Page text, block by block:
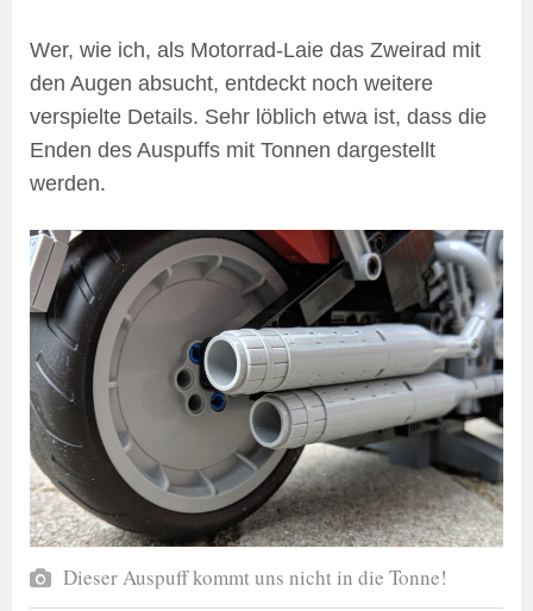
Wer, wie ich, als Motorrad-Laie das Zweirad mit
den Augen absucht, entdeckt noch weitere
verspielte Details. Sehr löblich etwa ist, dass die
Enden des Auspuffs mit Tonnen dargestellt
werden.
Dieser Auspuff kommt uns nicht in die Tonne!